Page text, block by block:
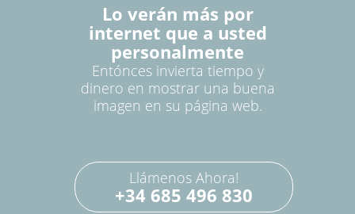
Lo verán más por
internet que a usted
personalmente
Entónces invierta tiempo y
dinero en mostrar una buena
imagen en su página web.
Llámenos Ahora!
+34 685 496 830